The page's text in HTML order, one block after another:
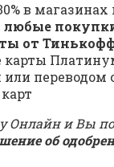
в магазинах
любые
от
карты
или переводом
Онлайн и Вы
об